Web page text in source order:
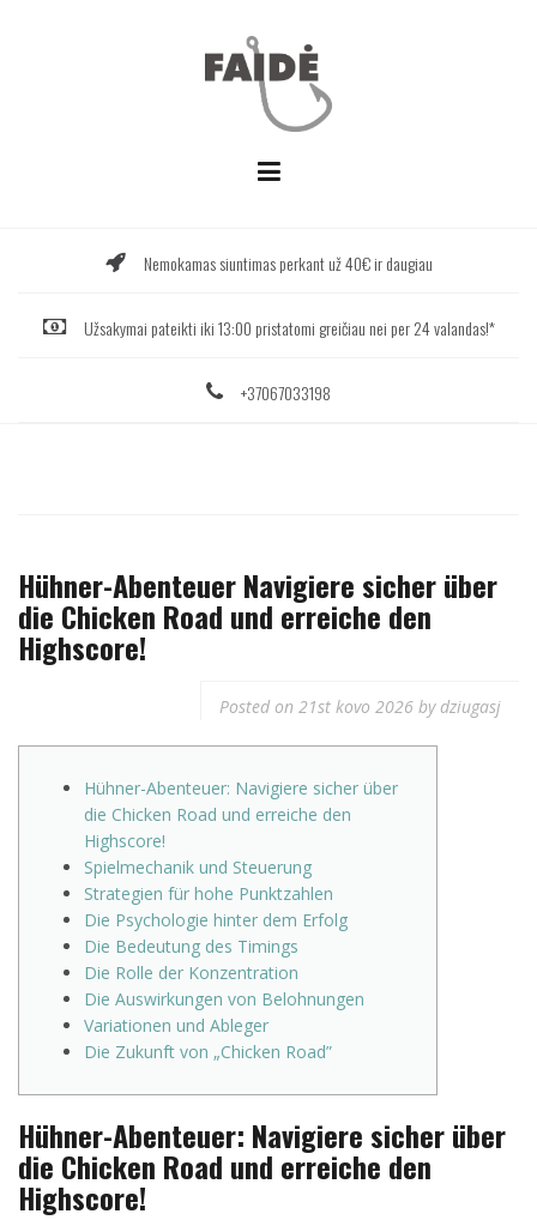
Nemokamas siuntimas perkant už 40€ ir daugiau
Užsakymai pateikti iki 13:00 pristatomi greičiau nei per 24 valandas!*
+37067033198
Hühner-Abenteuer Navigiere sicher über
die Chicken Road und erreiche den
Highscore!
Posted on 21st kovo 2026 bydziugasj
Hühner-Abenteuer: Navigiere sicher über
die Chicken Road und erreiche den
Highscore!
Spielmechanik und Steuerung
Strategien für hohe Punktzahlen
Die Psychologie hinter dem Erfolg
Die Bedeutung des Timings
Die Rolle der Konzentration
Die Auswirkungen von Belohnungen
Variationen und Ableger
Die Zukunft von „Chicken Road”
Hühner-Abenteuer: Navigiere sicher über
die Chicken Road und erreiche den
Highscore!